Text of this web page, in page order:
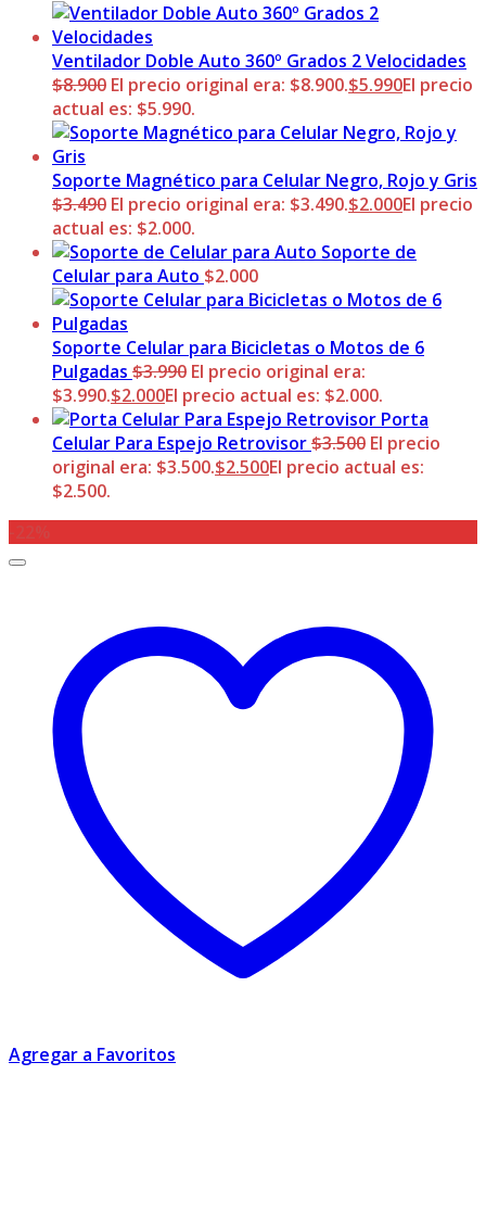
Ventilador Doble Auto 360º Grados 2 Velocidades
$8.900 El precio original era: $8.900.$5.990El precio
actual es: $5.990.
Soporte Magnético para Celular Negro, Rojo y Gris
$3.490 El precio original era: $3.490.$2.000El precio
actual es: $2.000.
Soporte de
Celular para Auto $2.000
Soporte Celular para Bicicletas o Motos de 6
Pulgadas $3.990 El precio original era:
$3.990.$2.000El precio actual es: $2.000.
Porta
Celular Para Espejo Retrovisor$3.500 El precio
original era: $3.500.$2.500El precio actual es:
$2.500.
Agregar a Favoritos